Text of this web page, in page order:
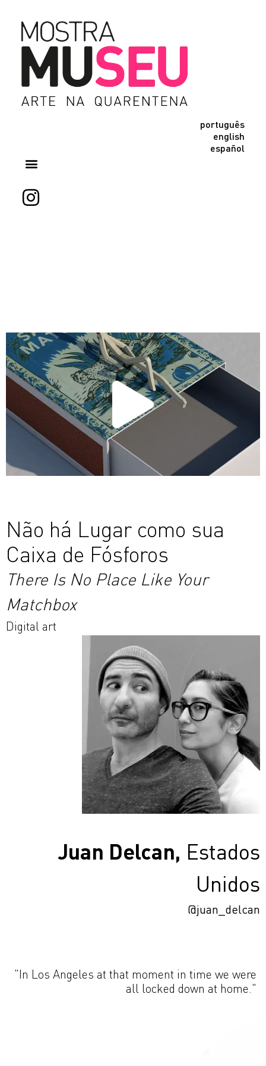
português
english
español
Não há Lugar como sua
Caixa de Fósforos
There Is No Place Like Your
Matchbox
Digital art
Juan Delcan, Estados
Unidos
@juan_delcan
"In Los Angeles at that moment in time we were
all locked down at home."